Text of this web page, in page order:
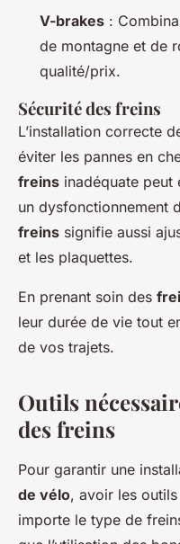
V-brakes :
de montagne et de
qualité/prix.
Sécurité des freins
L’installation correcte
éviter les pannes en
freins inadéquate peut
un dysfonctionnement
freins signifie aussi
et les plaquettes.
En prenant soin des
leur durée de vie tout
de vos trajets.
Outils
des freins
Pour garantir une
de vélo, avoir les
importe le type de